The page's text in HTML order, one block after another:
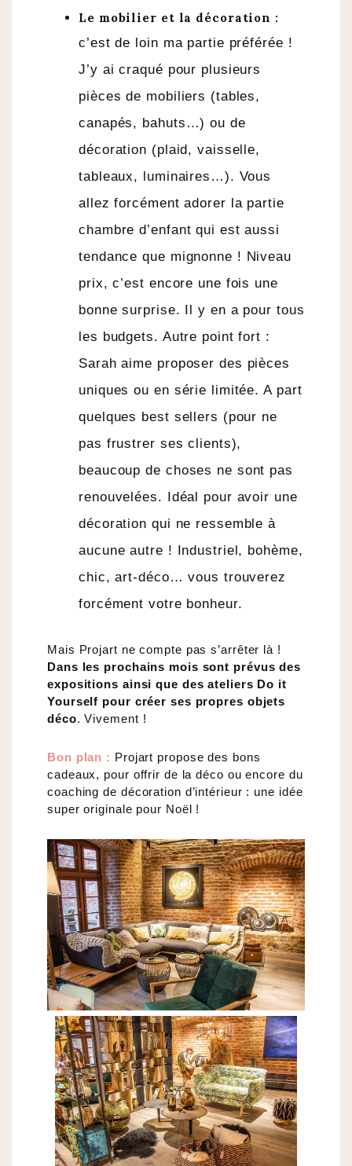
Le mobilier et la décoration :
c’est de loin ma partie préférée !
J’y ai craqué pour plusieurs
pièces de mobiliers (tables,
canapés, bahuts…) ou de
décoration (plaid, vaisselle,
tableaux, luminaires…). Vous
allez forcément adorer la partie
chambre d’enfant qui est aussi
tendance que mignonne ! Niveau
prix, c’est encore une fois une
bonne surprise. Il y en a pour tous
les budgets. Autre point fort :
Sarah aime proposer des pièces
uniques ou en série limitée. A part
quelques best sellers (pour ne
pas frustrer ses clients),
beaucoup de choses ne sont pas
renouvelées. Idéal pour avoir une
décoration qui ne ressemble à
aucune autre ! Industriel, bohème,
chic, art-déco… vous trouverez
forcément votre bonheur.
Mais Projart ne compte pas s’arrêter là !
Dans les prochains mois sont prévus des
expositions ainsi que des ateliers Do it
Yourself pour créer ses propres objets
déco. Vivement !
Bon plan : Projart propose des bons
cadeaux, pour offrir de la déco ou encore du
coaching de décoration d’intérieur : une idée
super originale pour Noël !